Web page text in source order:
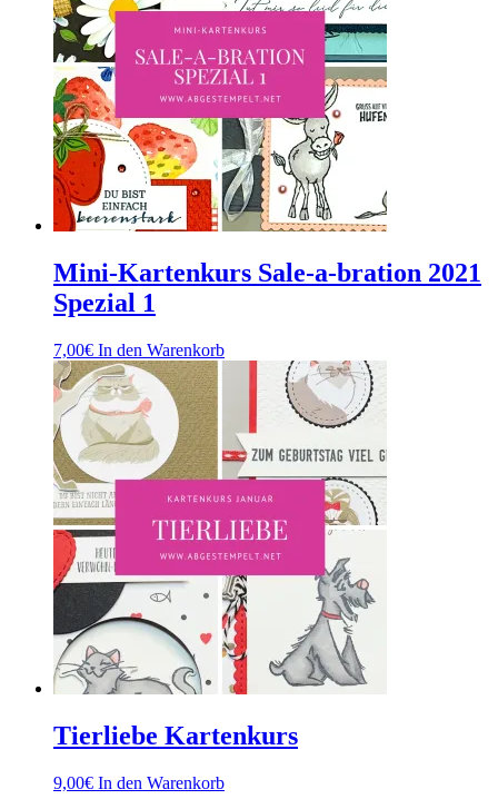
Mini-Kartenkurs Sale-a-bration 2021
Spezial 1
7,00€ In den Warenkorb
Tierliebe Kartenkurs
9,00€ In den Warenkorb